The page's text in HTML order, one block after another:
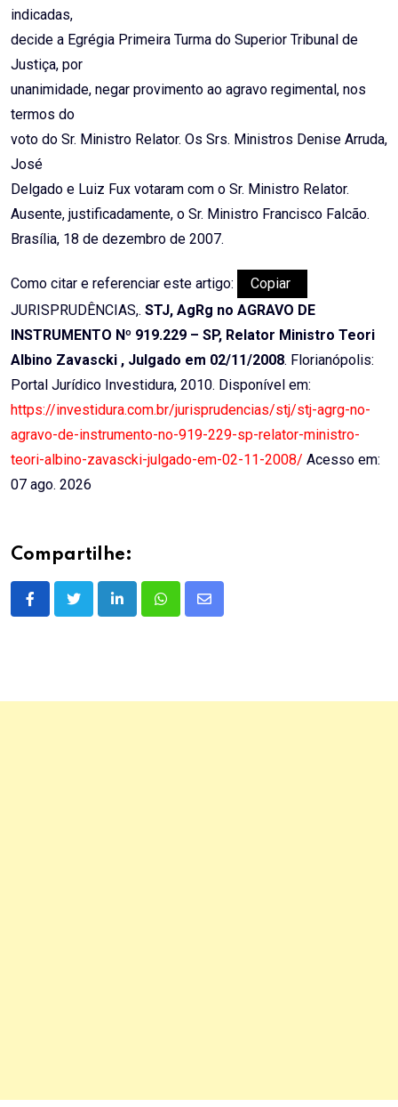
indicadas,
decide a Egrégia Primeira Turma do Superior Tribunal de
Justiça, por
unanimidade, negar provimento ao agravo regimental, nos
termos do
voto do Sr. Ministro Relator. Os Srs. Ministros Denise Arruda,
José
Delgado e Luiz Fux votaram com o Sr. Ministro Relator.
Ausente, justificadamente, o Sr. Ministro Francisco Falcão.
Brasília, 18 de dezembro de 2007.
Como citar e referenciar este artigo:
Copiar
JURISPRUDÊNCIAS,. STJ, AgRg no AGRAVO DE
INSTRUMENTO Nº 919.229 – SP, Relator Ministro Teori
Albino Zavascki , Julgado em 02/11/2008. Florianópolis:
Portal Jurídico Investidura, 2010. Disponível em:
https://investidura.com.br/jurisprudencias/stj/stj-agrg-no-
agravo-de-instrumento-no-919-229-sp-relator-ministro-
teori-albino-zavascki-julgado-em-02-11-2008/ Acesso em:
07 ago. 2026
Compartilhe:
LinkedInWhatsappShare